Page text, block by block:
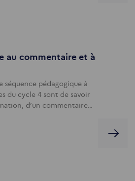
au commentaire et à
séquence pédagogique à
du cycle 4 sont de savoir
d’un commentaire…